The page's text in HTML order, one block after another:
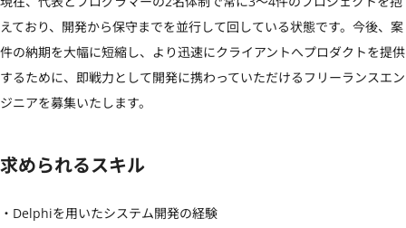
えており、開発から保守までを並行して回している状態です。今後、案
件の納期を大幅に短縮し、より迅速にクライアントへプロダクトを提供
するために、即戦力として開発に携わっていただけるフリーランスエン
ジニアを募集いたします。
求められるスキル
・Delphiを用いたシステム開発の経験